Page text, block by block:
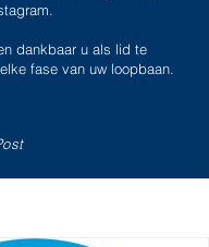
dankbaar u als lid te
fase van uw loopbaan.